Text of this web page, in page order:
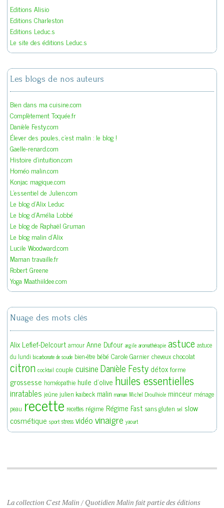
Editions Alisio
Editions Charleston
Editions Leduc.s
Le site des éditions Leduc.s
Les blogs de nos auteurs
Bien dans ma cuisine.com
Complètement Toquée.fr
Danièle Festy.com
Élever des poules, c'est malin : le blog !
Gaelle-renard.com
Histoire d'intuition.com
Homéo malin.com
Konjac magique.com
L'essentiel de Julien.com
Le blog d'Alix Leduc
Le blog d'Amélia Lobbé
Le blog de Raphaël Gruman
Le blog malin d'Alix
Lucile Woodward.com
Maman travaille.fr
Robert Greene
Yoga Maathiildee.com
Nuage des mots clés
Alix Lefief-Delcourt amour Anne Dufour argile aromathérapie astuce astuce
du lundi bicarbonate de soude bien-être bébé Carole Garnier cheveux chocolat
citron cocktail couple cuisineDanièle Festy détoxforme
grossesse homéopathie huile d'olive huiles essentielles
inratables jeûne julien kaibeck malin maman Michel Droulhiole minceur ménage
peau recette recettes régime Régime Fast sans gluten sel slow
cosmétique sport stress vidéovinaigre yaourt
La collection C'est Malin / Quotidien Malin fait partie des éditions